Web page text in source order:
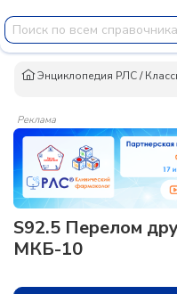
Энциклопедия РЛС/
Реклама
S92.5 Перелом
МКБ-10